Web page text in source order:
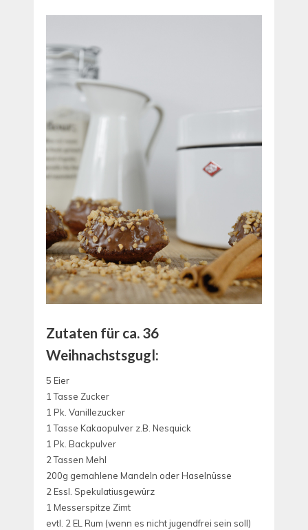
Zutaten für ca. 36
Weihnachstsgugl:
5 Eier
1 Tasse Zucker
1 Pk. Vanillezucker
1 Tasse Kakaopulver z.B. Nesquick
1 Pk. Backpulver
2 Tassen Mehl
200g gemahlene Mandeln oder Haselnüsse
2 Essl. Spekulatiusgewürz
1 Messerspitze Zimt
evtl. 2 EL Rum (wenn es nicht jugendfrei sein soll)